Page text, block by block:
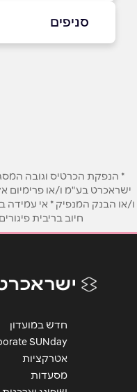
אימייל*
נושא*
הודעה*
סניפים
* הנפקת הכרטיס וגובה
ישראכרט בע"מ ו/או פרימיום
ו/או הבנק המנפיק * אי עמידה
חיוב בריבית
חדש במועדון
SUNday
אטרקציות
מסעדות